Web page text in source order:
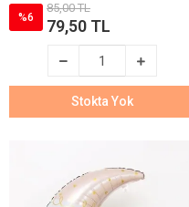
%6
85,00 TL
79,50 TL
Stokta Yok